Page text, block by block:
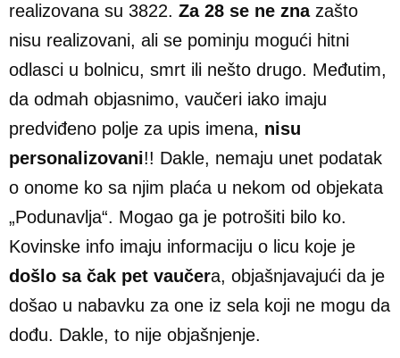
realizovana su 3822. Za 28 se ne znazašto
nisu realizovani, ali se pominju mogući hitni
odlasci u bolnicu, smrt ili nešto drugo. Međutim,
da odmah objasnimo, vaučeri iako imaju
predviđeno polje za upis imena, nisu
personalizovani!! Dakle, nemaju unet podatak
o onome ko sa njim plaća u nekom od objekata
„Podunavlja“. Mogao ga je potrošiti bilo ko.
Kovinske info imaju informaciju o licu koje je
došlo sa čak pet vaučera, objašnjavajući da je
došao u nabavku za one iz sela koji ne mogu da
dođu. Dakle, to nije objašnjenje.